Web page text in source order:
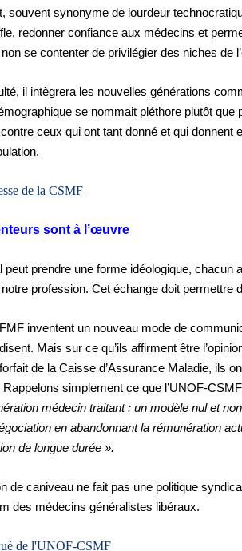
souvent synonyme de lourdeur
redonner confiance aux médecins et
se contenter de privilégier des niches de
il intègrera les nouvelles générations
se nommait pléthore plutôt que
ceux qui ont tant donné et qui donnent
de la CSMF
sont à l’œuvre
peut prendre une forme idéologique, chacun
notre profession. Cet échange doit permettre
inventent un nouveau mode de
Mais sur ce qu’ils affirment être
de la Caisse d’Assurance Maladie, ils
simplement ce que l’UNOF-
médecin traitant : un modèle nul et
en abandonnant la rémunération
de longue durée ».
de caniveau ne fait pas une politique
des médecins généralistes libéraux.
de l'UNOF-CSMF